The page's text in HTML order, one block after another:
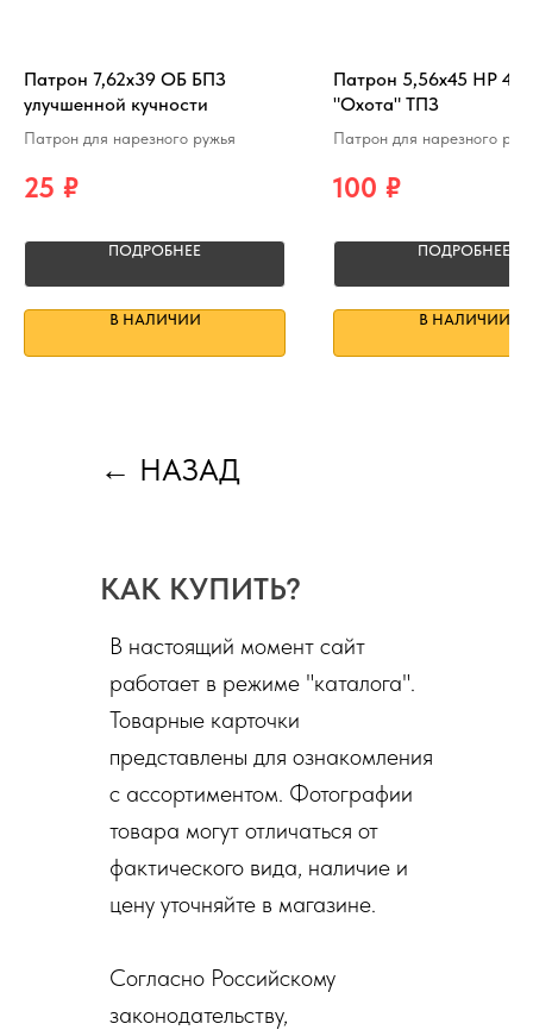
Патрон 7,62х39 ОБ БПЗ
улучшенной кучности
Патрон для нарезного ружья
25 ₽
ПОДРОБНЕЕ
В НАЛИЧИИ
Патрон 5,56х45 НР 4
"Охота" ТПЗ
Патрон для нарезного
100 ₽
ПОДРОБНЕЕ
В НАЛИЧИИ
← НАЗАД
В настоящий момент сайт
работает в режиме "каталога".
Товарные карточки
представлены для ознакомления
с ассортиментом. Фотографии
товара могут отличаться от
фактического вида, наличие и
цену уточняйте в магазине.
Согласно Российскому
законодательству,
КАК КУПИТЬ?